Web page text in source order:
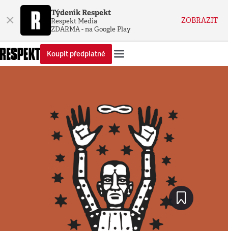
× Týdeník Respekt
Respekt Media
ZDARMA - na Google Play
ZOBRAZIT
Koupit předplatné